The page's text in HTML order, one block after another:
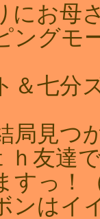
にお母
ングモ
＆七分
局見つ
ｈ友達
すっ！
ンはイ